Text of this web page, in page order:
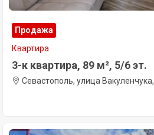
Продажа
Квартира
3-к квартира, 89 м², 5/6 эт.
Севастополь, улица